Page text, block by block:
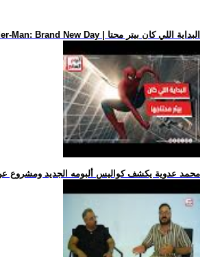
.. فيلم Spider-Man: Brand New Day | البداية اللي كان بيتر محتا
.. محمد عدوية يكشف كواليس ألبومه الجديد ومشروع